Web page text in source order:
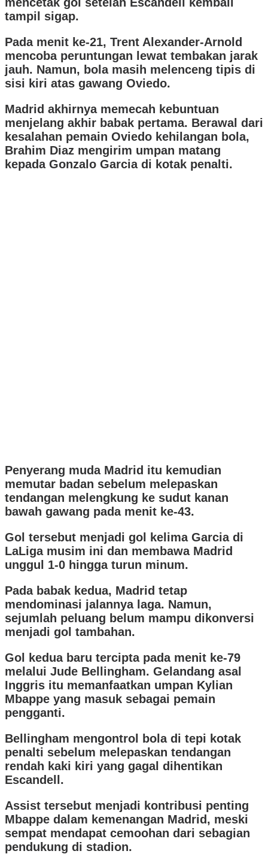
tampil sigap.
Pada menit ke-21, Trent Alexander-Arnold
mencoba peruntungan lewat tembakan jarak
jauh. Namun, bola masih melenceng tipis di
sisi kiri atas gawang Oviedo.
Madrid akhirnya memecah kebuntuan
menjelang akhir babak pertama. Berawal dari
kesalahan pemain Oviedo kehilangan bola,
Brahim Diaz mengirim umpan matang
kepada Gonzalo Garcia di kotak penalti.
Penyerang muda Madrid itu kemudian
memutar badan sebelum melepaskan
tendangan melengkung ke sudut kanan
bawah gawang pada menit ke-43.
Gol tersebut menjadi gol kelima Garcia di
LaLiga musim ini dan membawa Madrid
unggul 1-0 hingga turun minum.
Pada babak kedua, Madrid tetap
mendominasi jalannya laga. Namun,
sejumlah peluang belum mampu dikonversi
menjadi gol tambahan.
Gol kedua baru tercipta pada menit ke-79
melalui Jude Bellingham. Gelandang asal
Inggris itu memanfaatkan umpan Kylian
Mbappe yang masuk sebagai pemain
pengganti.
Bellingham mengontrol bola di tepi kotak
penalti sebelum melepaskan tendangan
rendah kaki kiri yang gagal dihentikan
Escandell.
Assist tersebut menjadi kontribusi penting
Mbappe dalam kemenangan Madrid, meski
sempat mendapat cemoohan dari sebagian
pendukung di stadion.